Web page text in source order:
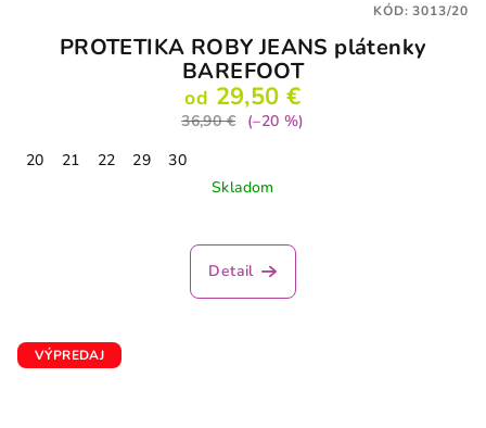
PROTETIKA ROBY JEANS plátenky
BAREFOOT
od 29,50 €
36,90 €
(–20 %)
20
21 22 29
30
Skladom
Detail
KÓD:3013/20
VÝPREDAJ